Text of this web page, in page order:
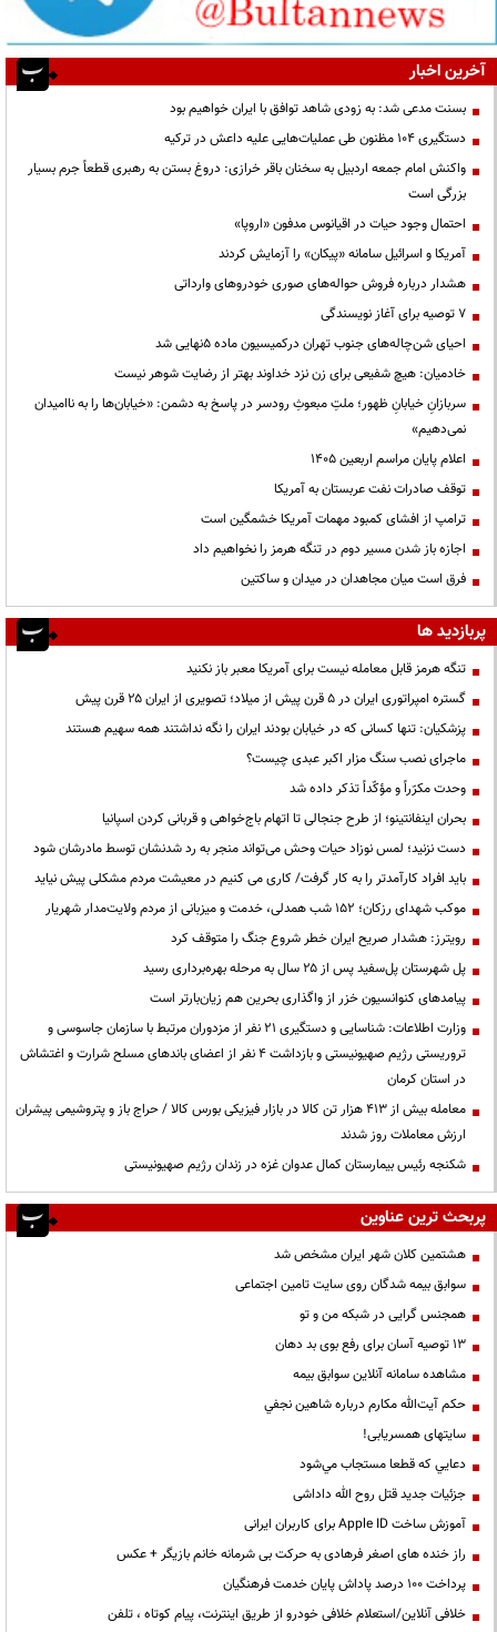
آخرین اخبار
بسنت مدعی شد: به زودی شاهد توافق با ایران خواهیم بود
دستگیری ۱۰۴ مظنون طی عملیات‌هایی علیه داعش در ترکیه
واکنش امام جمعه اردبیل به سخنان باقر خرازی: دروغ بستن به رهبری قطعاً جرم بسیار
بزرگی است
احتمال وجود حیات در اقیانوس مدفون «اروپا»
آمریکا و اسرائیل سامانه «پیکان» را آزمایش کردند
هشدار درباره فروش حواله‌های صوری خودروهای وارداتی
۷ توصیه برای آغاز نویسندگی
احیای شن‌چاله‌های جنوب تهران درکمیسیون ماده ۵نهایی شد
خادمیان: هیچ شفیعی برای زن نزد خداوند بهتر از رضایت شوهر نیست
سربازانِ خیابانِ ظهور؛ ملتِ مبعوثِ رودسر در پاسخ به دشمن: «خیابان‌ها را به ناامیدان
نمی‌دهیم»
اعلام پایان مراسم اربعین ۱۴۰۵
توقف صادرات نفت عربستان به آمریکا
ترامپ از افشای کمبود مهمات آمریکا خشمگین است
اجازه باز شدن مسیر دوم در تنگه هرمز را نخواهیم داد
فرق است میان مجاهدان در میدان و ساکتین
پربازدید ها
تنگه هرمز قابل معامله نیست برای آمریکا معبر باز نکنید
گستره امپراتوری ایران در ۵ قرن پیش از میلاد؛ تصویری از ایران ۲۵ قرن پیش
پزشکیان: تنها کسانی که در خیابان بودند ایران را نگه نداشتند همه سهیم هستند
ماجرای نصب سنگ مزار اکبر عبدی چیست؟
وحدت مکرّراً و مؤکّداً تذکر داده شد
بحران اینفانتینو؛ از طرح جنجالی تا اتهام باج‌خواهی و قربانی کردن اسپانیا
دست نزنید؛ لمس نوزاد حیات وحش می‌تواند منجر به رد شدنشان توسط مادرشان شود
باید افراد کارآمدتر را به کار گرفت/ کاری می کنیم در معیشت مردم مشکلی پیش نیاید
موکب شهدای رزکان؛ ۱۵۲ شب همدلی، خدمت و میزبانی از مردم ولایت‌مدار شهریار
رویترز: هشدار صریح ایران خطر شروع جنگ را متوقف کرد
پل شهرستان پل‌سفید پس از ۲۵ سال به مرحله بهره‌برداری رسید
پیامدهای کنوانسیون خزر از واگذاری بحرین هم زیان‌بارتر است
وزارت اطلاعات: شناسایی و دستگیری ۲۱ نفر از مزدوران مرتبط با سازمان جاسوسی و
تروریستی رژیم صهیونیستی و بازداشت ۴ نفر از اعضای باندهای مسلح شرارت و اغتشاش
در استان کرمان
معامله بیش از ۴۱۳ هزار تن کالا در بازار فیزیکی بورس کالا / حراج باز و پتروشیمی پیشران
ارزش معاملات روز شدند
شکنجه رئیس بیمارستان کمال عدوان غزه در زندان رژیم صهیونیستی
پربحث ترین عناوین
هشتمین کلان شهر ایران مشخص شد
سوابق بیمه شدگان روی سایت تامین اجتماعی
همجنس گرایی در شبکه من و تو
13 توصیه آسان برای رفع بوی بد دهان
مشاهده سامانه آنلاين سوابق بیمه
حكم آيت‌الله مكارم درباره شاهين نجفي
سایتهای همسریابی!
دعايي كه قطعا مستجاب مي‌شود
جزئیات جدید قتل روح الله داداشی
آموزش ساخت Apple ID برای کاربران ایرانی
راز خنده های اصغر فرهادی به حرکت بی شرمانه خانم بازیگر + عکس
پرداخت ۱۰۰ درصد پاداش پایان خدمت فرهنگیان
خلافی آنلاین/استعلام خلافی خودرو از طریق اینترنت، پیام کوتاه ، تلفن